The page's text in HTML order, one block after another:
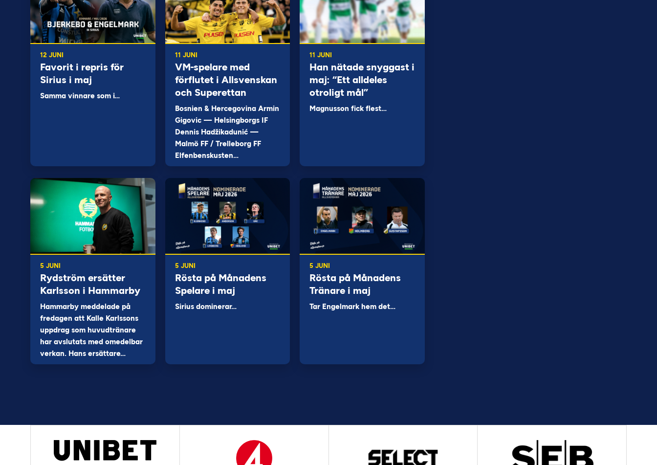
12 JUNI
Favorit i repris för
Sirius i maj
Samma vinnare som i…
11 JUNI
VM-spelare med
förflutet i Allsvenskan
och Superettan
Bosnien & Hercegovina Armin
Gigovic — Helsingborgs IF
Dennis Hadžikadunić —
Malmö FF / Trelleborg FF
Elfenbenskusten…
11 JUNI
Han nätade snyggast i
maj: “Ett alldeles
otroligt mål”
Magnusson fick flest…
5 JUNI
Rydström ersätter
Karlsson i Hammarby
Hammarby meddelade på
fredagen att Kalle Karlssons
uppdrag som huvudtränare
har avslutats med omedelbar
verkan. Hans ersättare…
5 JUNI
Rösta på Månadens
Spelare i maj
Sirius dominerar…
5 JUNI
Rösta på Månadens
Tränare i maj
Tar Engelmark hem det…